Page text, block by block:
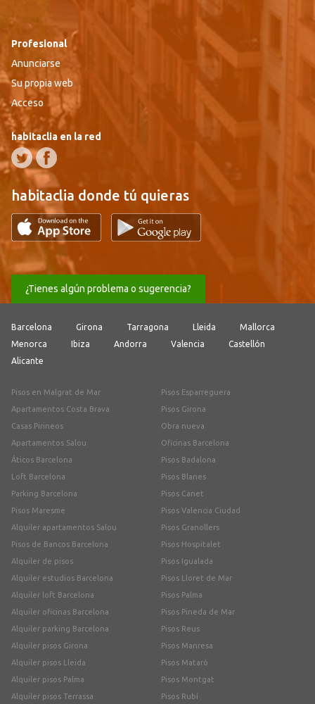
Profesional
Anunciarse
Su propia web
Acceso
habitaclia en la red
habitaclia donde tú quieras
¿Tienes algún problema o sugerencia?
Barcelona Girona Tarragona Lleida
Mallorca
Menorca
Ibiza Andorra Valencia
Castellón
Alicante
Pisos en Malgrat de Mar
Apartamentos Costa Brava
Casas Pirineos
Apartamentos Salou
Áticos Barcelona
Loft Barcelona
Parking Barcelona
Pisos Maresme
Alquiler apartamentos Salou
Pisos de Bancos Barcelona
Alquiler de pisos
Alquiler estudios Barcelona
Alquiler loft Barcelona
Alquiler oficinas Barcelona
Alquiler parking Barcelona
Alquiler pisos Girona
Alquiler pisos Lleida
Alquiler pisos Palma
Alquiler pisos Terrassa
Pisos Esparreguera
Pisos Girona
Obra nueva
Oficinas Barcelona
Pisos Badalona
Pisos Blanes
Pisos Canet
Pisos Valencia Ciudad
Pisos Granollers
Pisos Hospitalet
Pisos Igualada
Pisos Lloret de Mar
Pisos Palma
Pisos Pineda de Mar
Pisos Reus
Pisos Manresa
Pisos Mataró
Pisos Montgat
Pisos Rubí